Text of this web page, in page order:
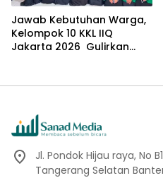
Jawab Kebutuhan Warga,
Kelompok 10 KKL IIQ
Jakarta 2026 Gulirkan
Jl. Pondok Hijau raya, No
Tangerang Selatan